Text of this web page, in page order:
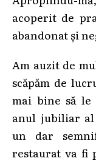
acoperit de
abandonat și
Am auzit de
scăpăm de
mai bine să
anul jubiliar
un dar
restaurat va fi